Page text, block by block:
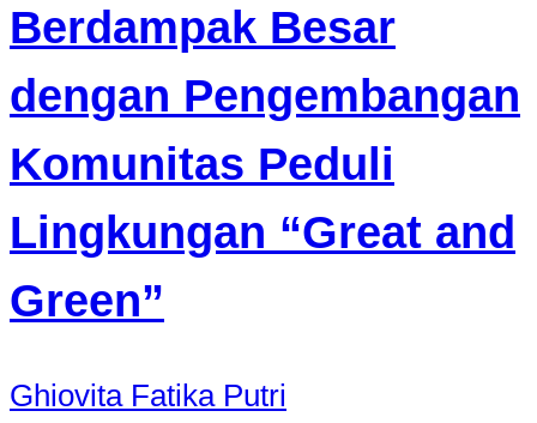
Berdampak Besar
dengan Pengembangan
Komunitas Peduli
Lingkungan “Great and
Green”
Ghiovita Fatika Putri